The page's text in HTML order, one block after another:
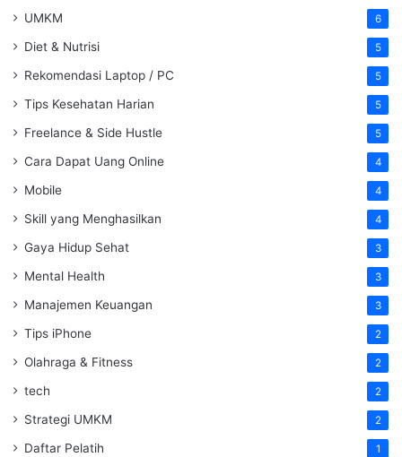
UMKM 6
Diet & Nutrisi 5
Rekomendasi Laptop / PC 5
Tips Kesehatan Harian 5
Freelance & Side Hustle 5
Cara Dapat Uang Online 4
Mobile 4
Skill yang Menghasilkan 4
Gaya Hidup Sehat 3
Mental Health 3
Manajemen Keuangan 3
Tips iPhone 2
Olahraga & Fitness 2
tech 2
Strategi UMKM 2
Daftar Pelatih 1